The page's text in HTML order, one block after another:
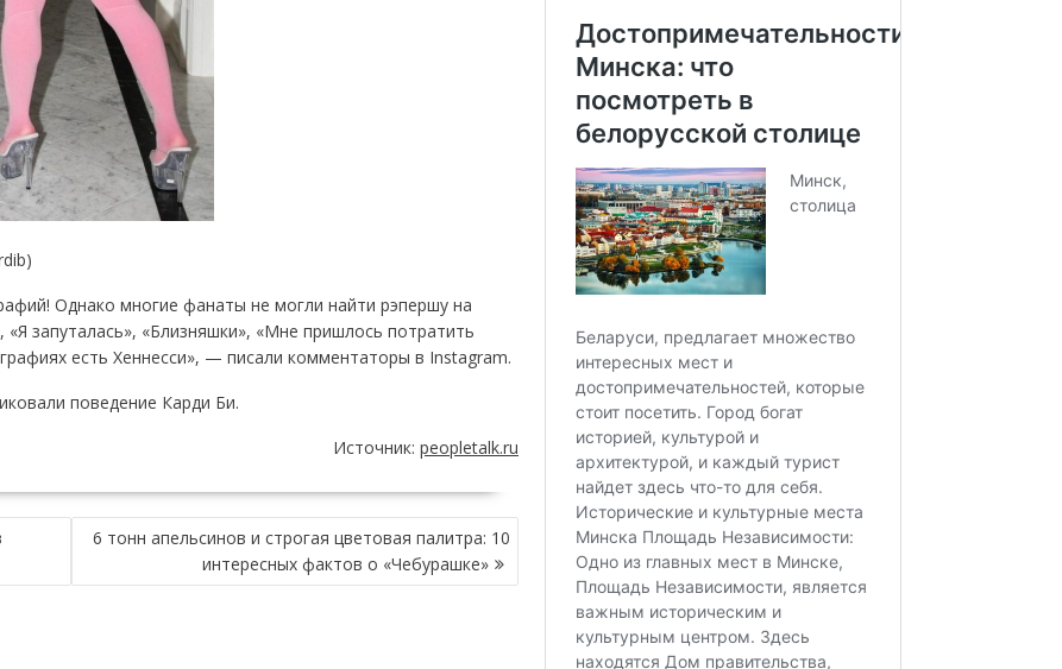
Однако многие фанаты не могли найти рэпершу на
запуталась», «Близняшки», «Мне пришлось потратить
есть Хеннесси», — писали комментаторы в Instagram.
поведение Карди Би.
Источник: peopletalk.ru
6 тонн апельсинов и строгая цветовая палитра: 10
интересных фактов о «Чебурашке»